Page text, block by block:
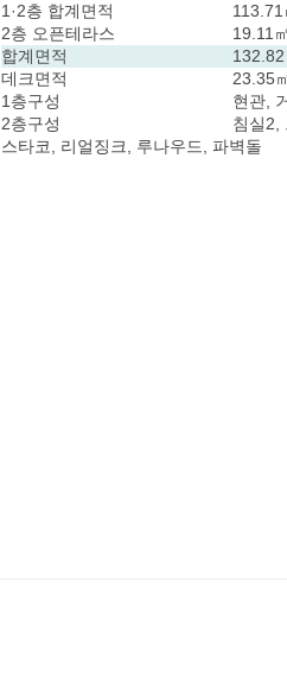
1·2층 합계면적
2층 오픈테라스
19.11
합계면적
데크면적
23.35
1층구성
현관,
2층구성
침실2,
스타코, 리얼징크, 루나우드, 파벽돌